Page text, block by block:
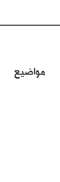
مواضيع